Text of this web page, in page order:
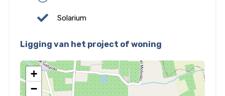
Solarium
Ligging van het project of woning
+
−